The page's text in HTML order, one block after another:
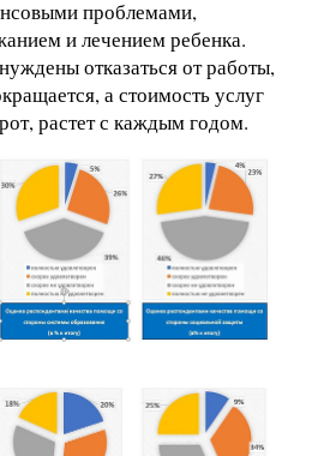
проблемами,
и лечением ребенка.
отказаться от работы,
а стоимость услуг
растет с каждым годом.